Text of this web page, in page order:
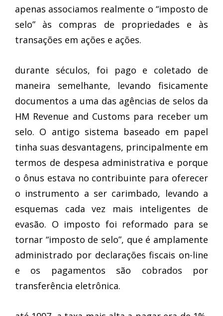
apenas associamos realmente o “imposto de
selo” às compras de propriedades e às
transações em ações e ações.
durante séculos, foi pago e coletado de
maneira semelhante, levando fisicamente
documentos a uma das agências de selos da
HM Revenue and Customs para receber um
selo. O antigo sistema baseado em papel
tinha suas desvantagens, principalmente em
termos de despesa administrativa e porque
o ônus estava no contribuinte para oferecer
o instrumento a ser carimbado, levando a
esquemas cada vez mais inteligentes de
evasão. O imposto foi reformado para se
tornar “imposto de selo”, que é amplamente
administrado por declarações fiscais on-line
e os pagamentos são cobrados por
transferência eletrônica.